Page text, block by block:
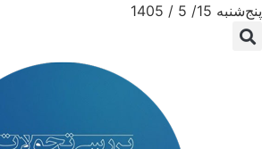
پنج‌شنبه 15/ 5 / 1405